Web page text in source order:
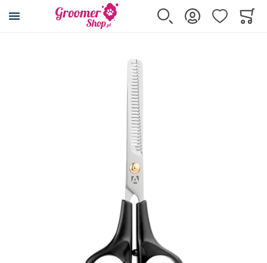
Przejdź na stronę główną
Szukaj Zaloguj sięUlubione